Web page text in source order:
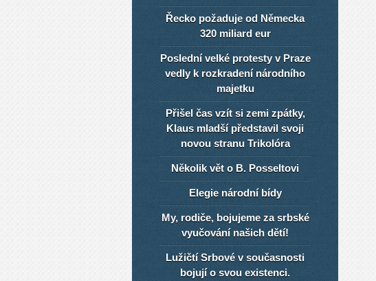
Řecko požaduje od Německa
320 miliard eur
Poslední velké protesty v Praze
vedly k rozkradení národního
majetku
Přišel čas vzít si zemi zpátky,
Klaus mladší představil svoji
novou stranu Trikolóra
Několik vět o B. Posseltovi
Elegie národní bídy
My, rodiče, bojujeme za srbské
vyučování našich dětí!
Lužičtí Srbové v současnosti
bojují o svou existenci.